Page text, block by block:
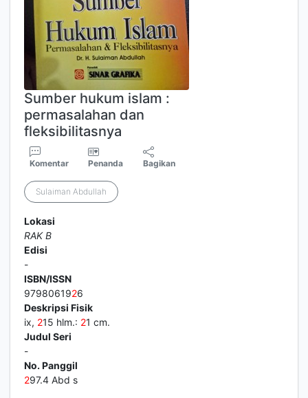
Sumber hukum islam :
permasalahan dan
fleksibilitasnya
Komentar Penanda Bagikan
Sulaiman Abdullah
Lokasi
RAK B
Edisi
-
ISBN/ISSN
9798061926
Deskripsi Fisik
ix, 215 hlm.: 21 cm.
Judul Seri
-
No. Panggil
297.4 Abd s